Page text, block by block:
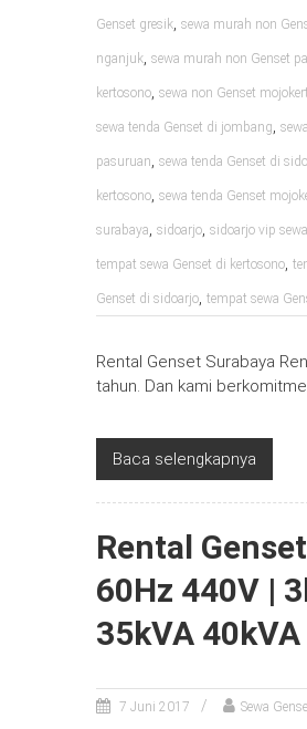
Genset gresik, sewa murah non
nganjuk, sewa murah non Genset
kertosono, sewa non Genset
sewa tenda Genset di jombang,
pasuruan, sewa tenda Genset di
kertosono, sewa tenda Genset
surabaya, sidoarjo, sidoarjo vip
tempat sewa Genset di kertosono,
Genset di sidoarjo, tempat sewa
Rental Genset Surabaya
tahun. Dan kami
Baca selengkapnya
Rental
60Hz 440V |
35kVA 40kVA
7 Juni 2017 Sewa